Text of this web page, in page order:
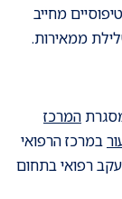
מחייב
ממאירות.
המרכז
במרכז הרפואי
רפואי בתחום